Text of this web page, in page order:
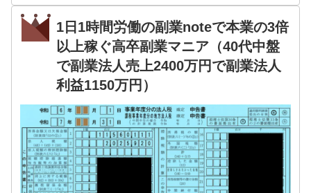
1日1時間労働の副業noteで本業の3倍
以上稼ぐ高卒副業マニア（40代中盤
で副業法人売上2400万円で副業法人
利益1150万円）